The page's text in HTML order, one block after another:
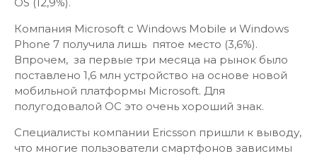
Компания Microsoft с Windows Mobile и Windows
Phone 7 получила лишь пятое место (3,6%).
Впрочем, за первые три месяца на рынок было
поставлено 1,6 млн устройство на основе новой
мобильной платформы Microsoft. Для
полугодовалой ОС это очень хороший знак.
Специалисты компании Ericsson пришли к выводу,
что многие пользователи смартфонов зависимы